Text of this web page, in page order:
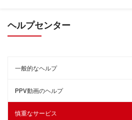
ヘルプセンター
一般的なヘルプ
PPV動画のヘルプ
慎重なサービス